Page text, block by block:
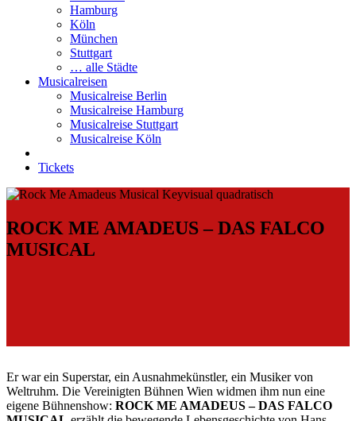
Hamburg
Köln
München
Stuttgart
… alle Städte
Musicalreisen
Musicalreise Berlin
Musicalreise Hamburg
Musicalreise Stuttgart
Musicalreise Köln
Tickets
ROCK ME AMADEUS – DAS FALCO
MUSICAL
Er war ein Superstar, ein Ausnahmekünstler, ein Musiker von
Weltruhm. Die Vereinigten Bühnen Wien widmen ihm nun eine
eigene Bühnenshow: ROCK ME AMADEUS – DAS FALCO